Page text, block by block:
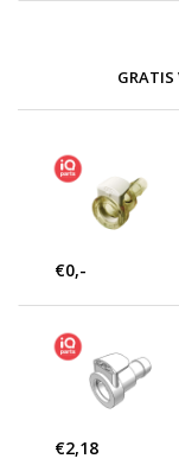
GRATIS
€0,-
€2,18